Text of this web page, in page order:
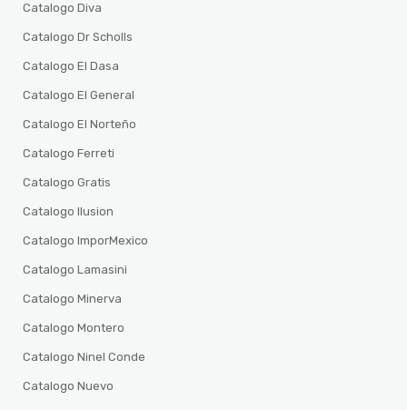
Catalogo Diva
Catalogo Dr Scholls
Catalogo El Dasa
Catalogo El General
Catalogo El Norteño
Catalogo Ferreti
Catalogo Gratis
Catalogo Ilusion
Catalogo ImporMexico
Catalogo Lamasini
Catalogo Minerva
Catalogo Montero
Catalogo Ninel Conde
Catalogo Nuevo